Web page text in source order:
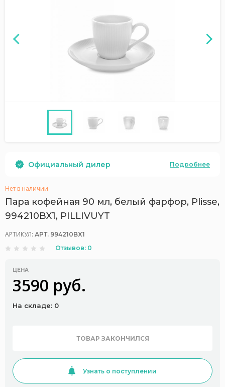
Официальный дилер Подробнее
Нет в наличии
Пара кофейная 90 мл, белый фарфор, Plisse,
994210BX1, PILLIVUYT
АРТИКУЛ: АРТ. 994210BX1
Отзывов: 0
ЦЕНА
3590 руб.
На складе: 0
ТОВАР ЗАКОНЧИЛСЯ
Узнать о поступлении